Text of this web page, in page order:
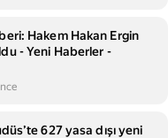
Hakem Hakan Ergin
- Yeni Haberler -
627 yasa dışı yeni